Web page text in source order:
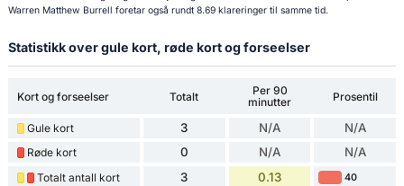
Warren Matthew Burrell foretar også rundt 8.69 klareringer til samme tid.
Statistikk over gule kort, røde kort og forseelser
Kort og forseelser Totalt
Per 90
minutter
Prosentil
Gule kort 3 N/A N/A
Røde kort 0 N/A N/A
Totalt antall kort 3 0.13 40